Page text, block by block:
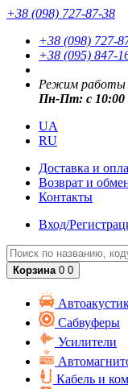
+38 (098) 727-87-38
+38 (098) 727-
+38 (095) 847-
Режим работы
Пн-Пт: с 10:00
UA
RU
Доставка и
Возврат и
Контакты
Вход/
Корзина 0 0
Сабвуферы
Усилители
Кабель и